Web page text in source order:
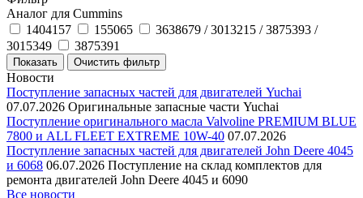
Аналог для Cummins
1404157
155065
3638679 / 3013215 / 3875393 /
3015349
3875391
Новости
Поступление запасных частей для двигателей Yuchai
07.07.2026 Оригинальные запасные части Yuchai
Поступление оригинального масла Valvoline PREMIUM BLUE
7800 и ALL FLEET EXTREME 10W-40 07.07.2026
Поступление запасных частей для двигателей John Deere 4045
и 6068 06.07.2026 Поступление на склад комплектов для
ремонта двигателей John Deere 4045 и 6090
Все новости